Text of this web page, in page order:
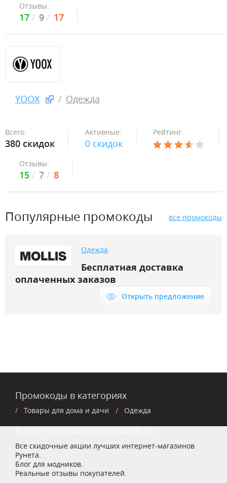
Отзывы:
17 9 17
YOOX Одежда
Всего:
380 скидок
Активные:
0 скидок
Рейтинг:
Отзывы:
15 7 8
Популярные промокоды все промокоды
Одежда
Бесплатная доставка
оплаченных заказов
Открыть предложение
Промокоды в категориях
Товары для дома и дачи Одежда
Все скидочные акции лучших интернет-магазинов
Рунета.
Блог для модников.
Реальные отзывы покупателей.